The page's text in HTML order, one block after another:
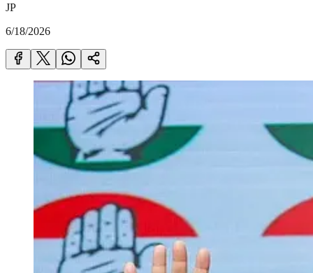
JP
6/18/2026